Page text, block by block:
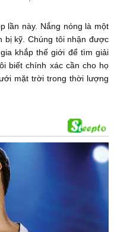
lần này. Nắng nóng là một
bị kỹ. Chúng tôi nhận được
khắp thế giới để tìm giải
biết chính xác cần cho họ
mặt trời trong thời lượng